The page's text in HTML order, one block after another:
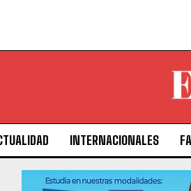
INTERNACIONALES